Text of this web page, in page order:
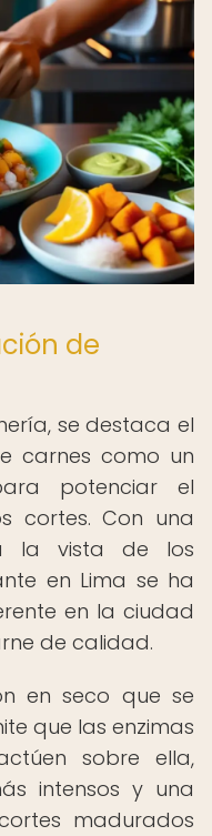
de
se destaca el
carnes como un
potenciar el
cortes. Con una
la vista de los
en Lima se ha
en la ciudad
de calidad.
en seco que se
que las enzimas
sobre ella,
intensos y una
madurados